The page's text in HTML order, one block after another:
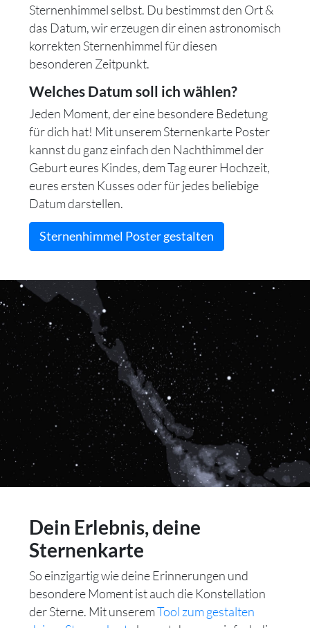
Sternenhimmel selbst. Du bestimmst den Ort &
das Datum, wir erzeugen dir einen astronomisch
korrekten Sternenhimmel für diesen
besonderen Zeitpunkt.
Welches Datum soll ich wählen?
Jeden Moment, der eine besondere Bedetung
für dich hat! Mit unserem Sternenkarte Poster
kannst du ganz einfach den Nachthimmel der
Geburt eures Kindes, dem Tag eurer Hochzeit,
eures ersten Kusses oder für jedes beliebige
Datum darstellen.
Sternenhimmel Poster gestalten
Dein Erlebnis, deine
Sternenkarte
So einzigartig wie deine Erinnerungen und
besondere Moment ist auch die Konstellation
der Sterne. Mit unseremTool zum gestalten